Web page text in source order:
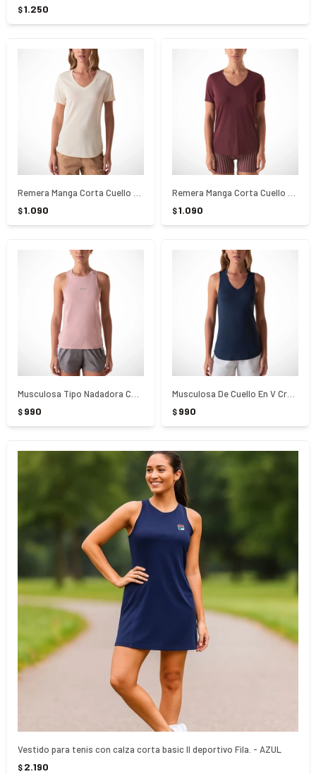
$1.250
Remera Manga Corta Cuello En V Crepe Flow Fila - BEIGE
$1.090
Remera Manga Corta Cuello En V Crepe Flow Fila - BORDO
$1.090
Musculosa Tipo Nadadora Core Run Fila - ROSA
$ 990
Musculosa De Cuello En V Crepe Flow Fila - AZUL
$ 990
Vestido para tenis con calza corta basic ll deportivo Fila. - AZUL
$ 2.190